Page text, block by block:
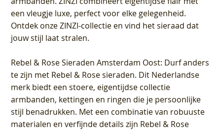
een vleugje luxe, perfect voor elke gelegenheid.
Ontdek onze ZINZI-collectie en vind het sieraad dat
jouw stijl laat stralen.
Rebel & Rose Sieraden Amsterdam Oost: Durf anders
te zijn met Rebel & Rose sieraden. Dit Nederlandse
merk biedt een stoere, eigentijdse collectie
armbanden, kettingen en ringen die je persoonlijke
stijl benadrukken. Met een combinatie van robuuste
materialen en verfijnde details zijn Rebel & Rose